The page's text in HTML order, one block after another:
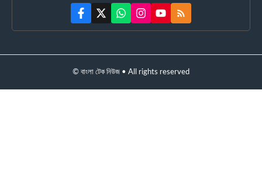
© বাংলা টেক নিউজ • All rights reserved